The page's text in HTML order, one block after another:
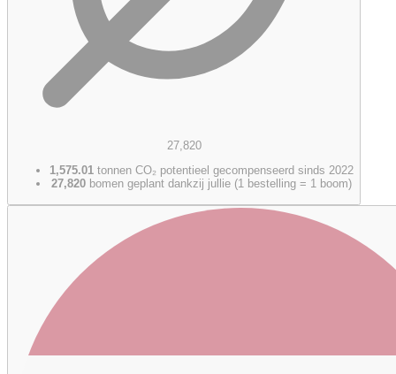
27,820
1,575.01 tonnen CO₂ potentieel gecompenseerd sinds 2022
27,820 bomen geplant dankzij jullie (1 bestelling = 1 boom)